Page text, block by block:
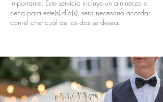
Importante: Este servicio incluye un almuerzo o
cena para este(s) día(s), será necesario acordar
con el chef cuál de los dos se desea.